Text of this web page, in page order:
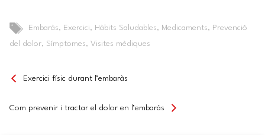
Embaràs, Exercici, Hàbits Saludables, Medicaments, Prevenció
del dolor, Símptomes, Visites mèdiques
Com prevenir i tractar el dolor en l’embaràs
Exercici físic durant l’embaràs